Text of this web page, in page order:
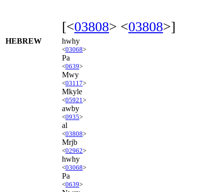
[<03808> <03808>]
HEBREW hwhy
<03068>
Pa
<0639>
Mwy
<03117>
Mkyle
<05921 >
awby
<0935>
al
<03808>
Mrjb
<02962>
hwhy
<03068>
Pa
<0639>